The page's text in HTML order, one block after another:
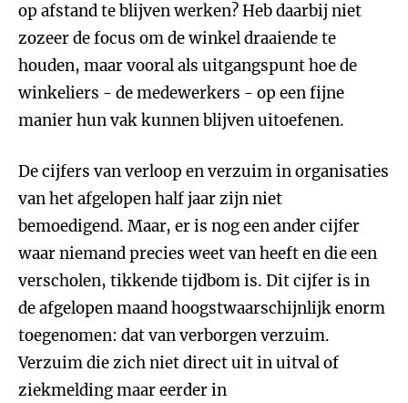
op afstand te blijven werken? Heb daarbij niet
zozeer de focus om de winkel draaiende te
houden, maar vooral als uitgangspunt hoe de
winkeliers - de medewerkers - op een fijne
manier hun vak kunnen blijven uitoefenen.
De cijfers van verloop en verzuim in organisaties
van het afgelopen half jaar zijn niet
bemoedigend. Maar, er is nog een ander cijfer
waar niemand precies weet van heeft en die een
verscholen, tikkende tijdbom is. Dit cijfer is in
de afgelopen maand hoogstwaarschijnlijk enorm
toegenomen: dat van verborgen verzuim.
Verzuim die zich niet direct uit in uitval of
ziekmelding maar eerder in